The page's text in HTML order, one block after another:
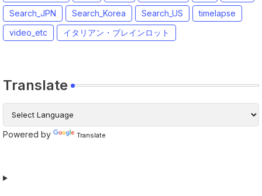
Search_JPN
Search_Korea Search_US
timelapse
video_etc
イタリアン・ブレインロット
Translate
Powered by Translate